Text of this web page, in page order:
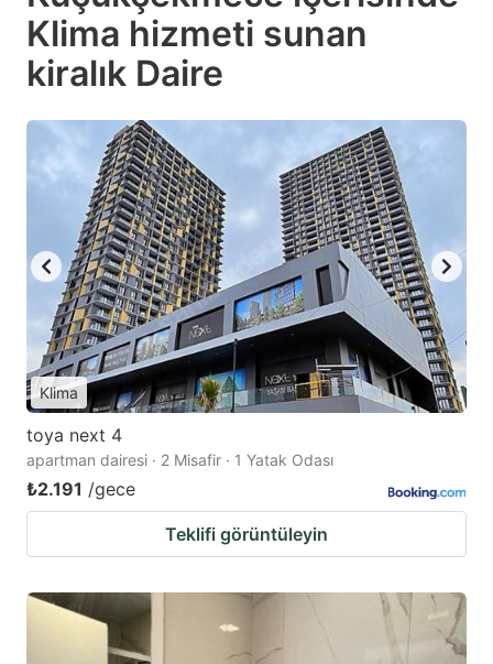
Klima hizmeti sunan
kiralık Daire
Klima
toya next 4
apartman dairesi · 2 Misafir · 1 Yatak Odası
₺2.191 /gece
Teklifi görüntüleyin